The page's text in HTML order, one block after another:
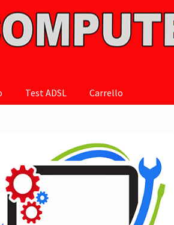
Test ADSL Carrello